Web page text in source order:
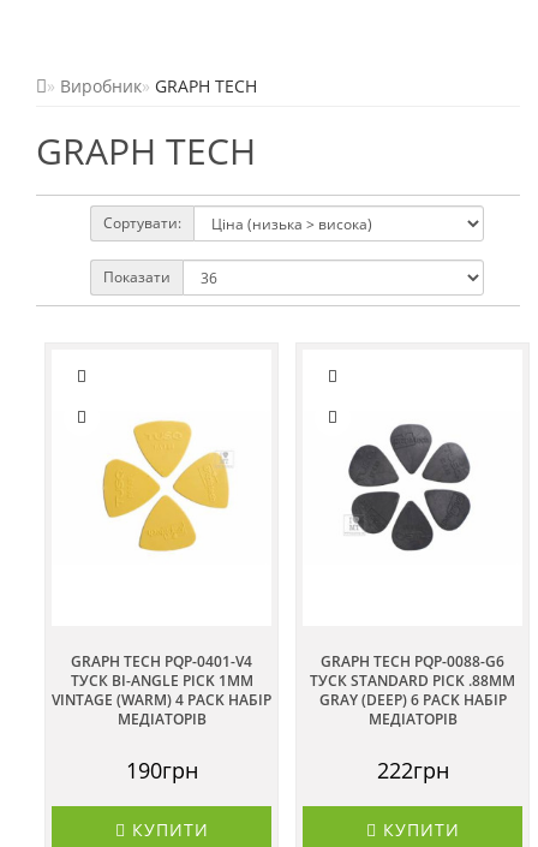
Виробник GRAPH TECH
GRAPH TECH
Сортувати:
Показати
GRAPH TECH PQP-0401-V4
ТУСК BI-ANGLE PICK 1MM
VINTAGE (WARM) 4 PACK НАБІР
МЕДІАТОРІВ
190грн
КУПИТИ
GRAPH TECH PQP-0088-G6
ТУСК STANDARD PICK .88MM
GRAY (DEEP) 6 PACK НАБІР
МЕДІАТОРІВ
222грн
КУПИТИ